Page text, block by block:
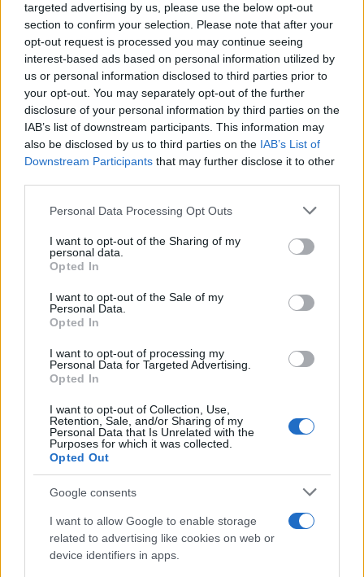
targeted advertising by us, please use the below opt-out
section to confirm your selection. Please note that after your
opt-out request is processed you may continue seeing
interest-based ads based on personal information utilized by
us or personal information disclosed to third parties prior to
your opt-out. You may separately opt-out of the further
disclosure of your personal information by third parties on the
IAB’s list of downstream participants. This information may
also be disclosed by us to third parties on the IAB’s List of
Downstream Participants that may further disclose it to other
Please note that this website/app uses one or more Google
not limited to your visit or usage behaviour. You may click to
grant or deny consent to Google and its third-party tags to
use your data for below specified purposes in below Google
consent section.
Personal Data Processing Opt Outs
I want to opt-out of the Sharing of my
personal data.
Opted In
I want to opt-out of the Sale of my
Personal Data.
Opted In
I want to opt-out of processing my
Personal Data for Targeted Advertising.
Opted In
I want to opt-out of Collection, Use,
Retention, Sale, and/or Sharing of my
Personal Data that Is Unrelated with the
Purposes for which it was collected.
Opted Out
Google consents
I want to allow Google to enable storage
related to advertising like cookies on web or
device identifiers in apps.
Πιο δημοφιλή
1 Σέρρες: Βίντεο ντοκουμέντο από το
τροχαίο με νεκρούς μητέρα και γιο – Ο
οδηγός του φορτηγού κατέγραψε τη
σύγκρουση
2Έρχεται τριήμερο με 40άρια και ισχυρά
μελτέμια - Οι περιοχές που θα είναι πιο
έντονα τα φαινόμενα
3 Στα Χανιά για ολιγοήμερες διακοπές ο
Κυριάκος Μητσοτάκης με την σύζυγό του
απολογηθεί την Τρίτη – «Είναι αθώα,
συμμετείχε στη διαδήλωση όπως και
100.000 άτομα»
ΠΑΟΚ – Άντερλεχτ 0-1: Οι Θεσσαλονικείς
ηττήθηκαν στο τρελό ματς της Τούμπας και
θα ψάξουν την ανατροπή στο Βέλγιο
Πιο σχολιασμένα
Έφυγαν οι συνεργάτες, μένει η Μαρία
Καρυστιανού - Η επόμενη μέρα για την
«Ελπίδα για τη Δημοκρατία»
Canadair 515: Οι πρώτες εικόνες από την
επιχειρεί και τη νύχτα στα μέτωπα της
Μεταφορές χρημάτων: Πότε μπορεί να
θεωρηθούν δωρεές και να επιβληθεί
φόρος – Τι ισχυεί για τις γονικές παροχές